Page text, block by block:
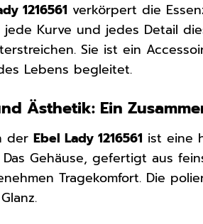
1216561 verkörpert die
jede Kurve und jedes Detail
Sie ist ein
Lebens begleitet.
Ästhetik: Ein
derEbel Lady 1216561 ist eine
Das Gehäuse, gefertigt aus
Tragekomfort. Die